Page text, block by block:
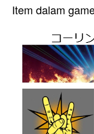
Item dalam